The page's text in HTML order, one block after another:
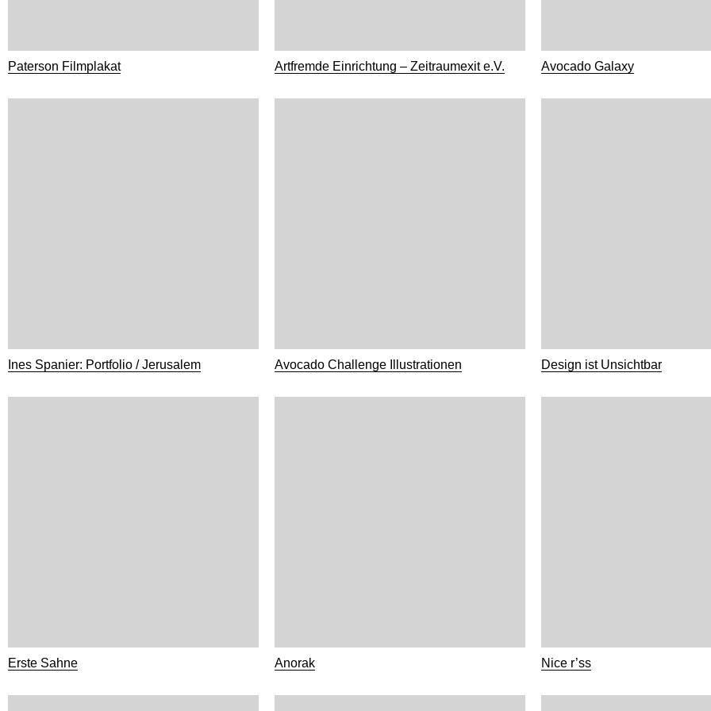
Paterson Filmplakat Artfremde Einrichtung – Zeitraumexit e.V. Avocado Galaxy
Ines Spanier: Portfolio / Jerusalem Avocado Challenge Illustrationen Design ist Unsichtbar
Erste Sahne Anorak Nice r’ss